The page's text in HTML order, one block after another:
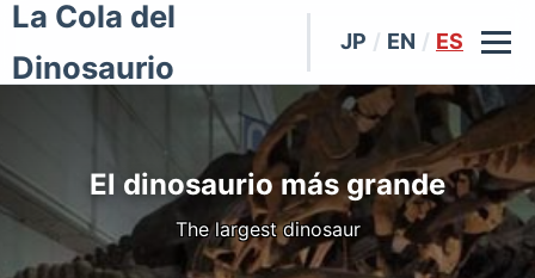
La Cola del
Dinosaurio
JP / EN / ES
El dinosaurio más grande
The largest dinosaur